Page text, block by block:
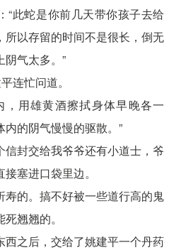
“此蛇是你前几天带你孩子去给
所以存留的时间不是很长，倒无
气太多。”
连忙问道。
，用雄黄酒擦拭身体早晚各一
的阴气慢慢的驱散。”
信封交给我爷爷还有小道士，爷
塞进口袋里边。
寿的。搞不好被一些道行高的鬼
翘翘的。
西之后，交给了姚建平一个丹药